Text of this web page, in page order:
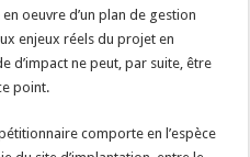
oeuvre d’un plan de gestion
enjeux réels du projet en
d’impact ne peut, par suite, être
point.
comporte en l’espèce